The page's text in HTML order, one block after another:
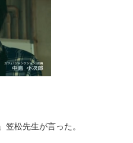
」笠松先生が言った。